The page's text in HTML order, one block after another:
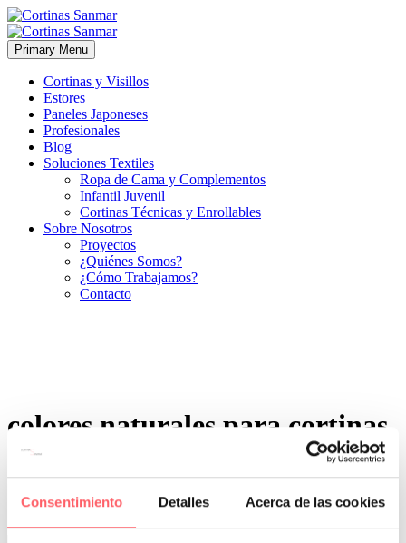
Consentimiento Detalles Acerca de las cookies
Primary Menu
Cortinas y Visillos
Estores
Paneles Japoneses
Profesionales
Blog
Soluciones Textiles
Ropa de Cama y Complementos
Infantil Juvenil
Cortinas Técnicas y Enrollables
Sobre Nosotros
Proyectos
¿Quiénes Somos?
¿Cómo Trabajamos?
Contacto
colores naturales para cortinas